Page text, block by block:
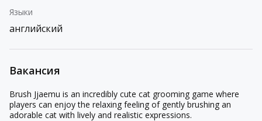
Языки
английский
Вакансия
Brush Jjaemu is an incredibly cute cat grooming game where
players can enjoy the relaxing feeling of gently brushing an
adorable cat with lively and realistic expressions.